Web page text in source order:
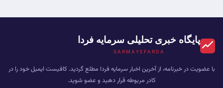
پایگاه خبری تحلیلی سرمایه فردا
SARMAYEFARDA
با عضویت در خبرنامه، از آخرین اخبار سرمایه فردا مطلع گردید. کافیست ایمیل خود را در
کادر مربوطه قرار دهید و عضو شوید.